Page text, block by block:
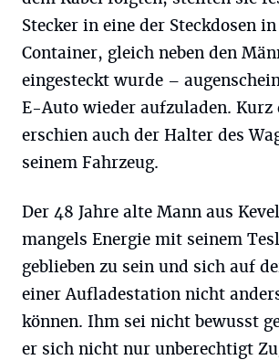
Stecker in eine der Steckdosen
Container, gleich neben den
eingesteckt wurde –
E-Auto wieder aufzuladen. Kurz
erschien auch der Halter des
seinem Fahrzeug.
Der 48 Jahre alte Mann aus
mangels Energie mit seinem
geblieben zu sein und sich auf
einer Aufladestation nicht
können. Ihm sei nicht bewusst
er sich nicht nur unberechtigt